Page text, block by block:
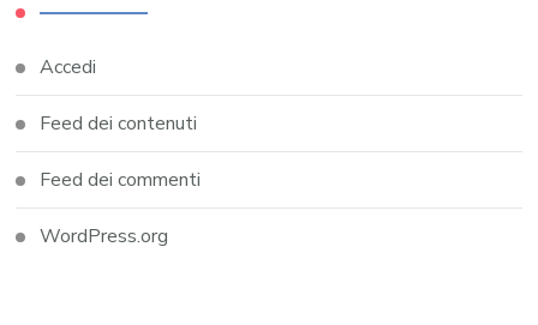
Accedi
Feed dei contenuti
Feed dei commenti
WordPress.org